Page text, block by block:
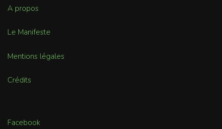
A propos
Le Manifeste
Mentions légales
Crédits
Facebook